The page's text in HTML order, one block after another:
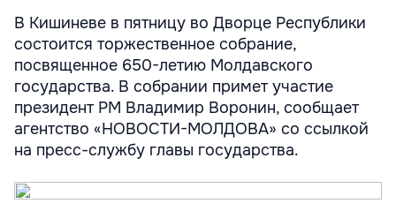
В Кишиневе в пятницу во Дворце Республики
состоится торжественное собрание,
посвященное 650-летию Молдавского
государства. В собрании примет участие
президент РМ Владимир Воронин, сообщает
агентство «НОВОСТИ-МОЛДОВА» со ссылкой
на пресс-службу главы государства.